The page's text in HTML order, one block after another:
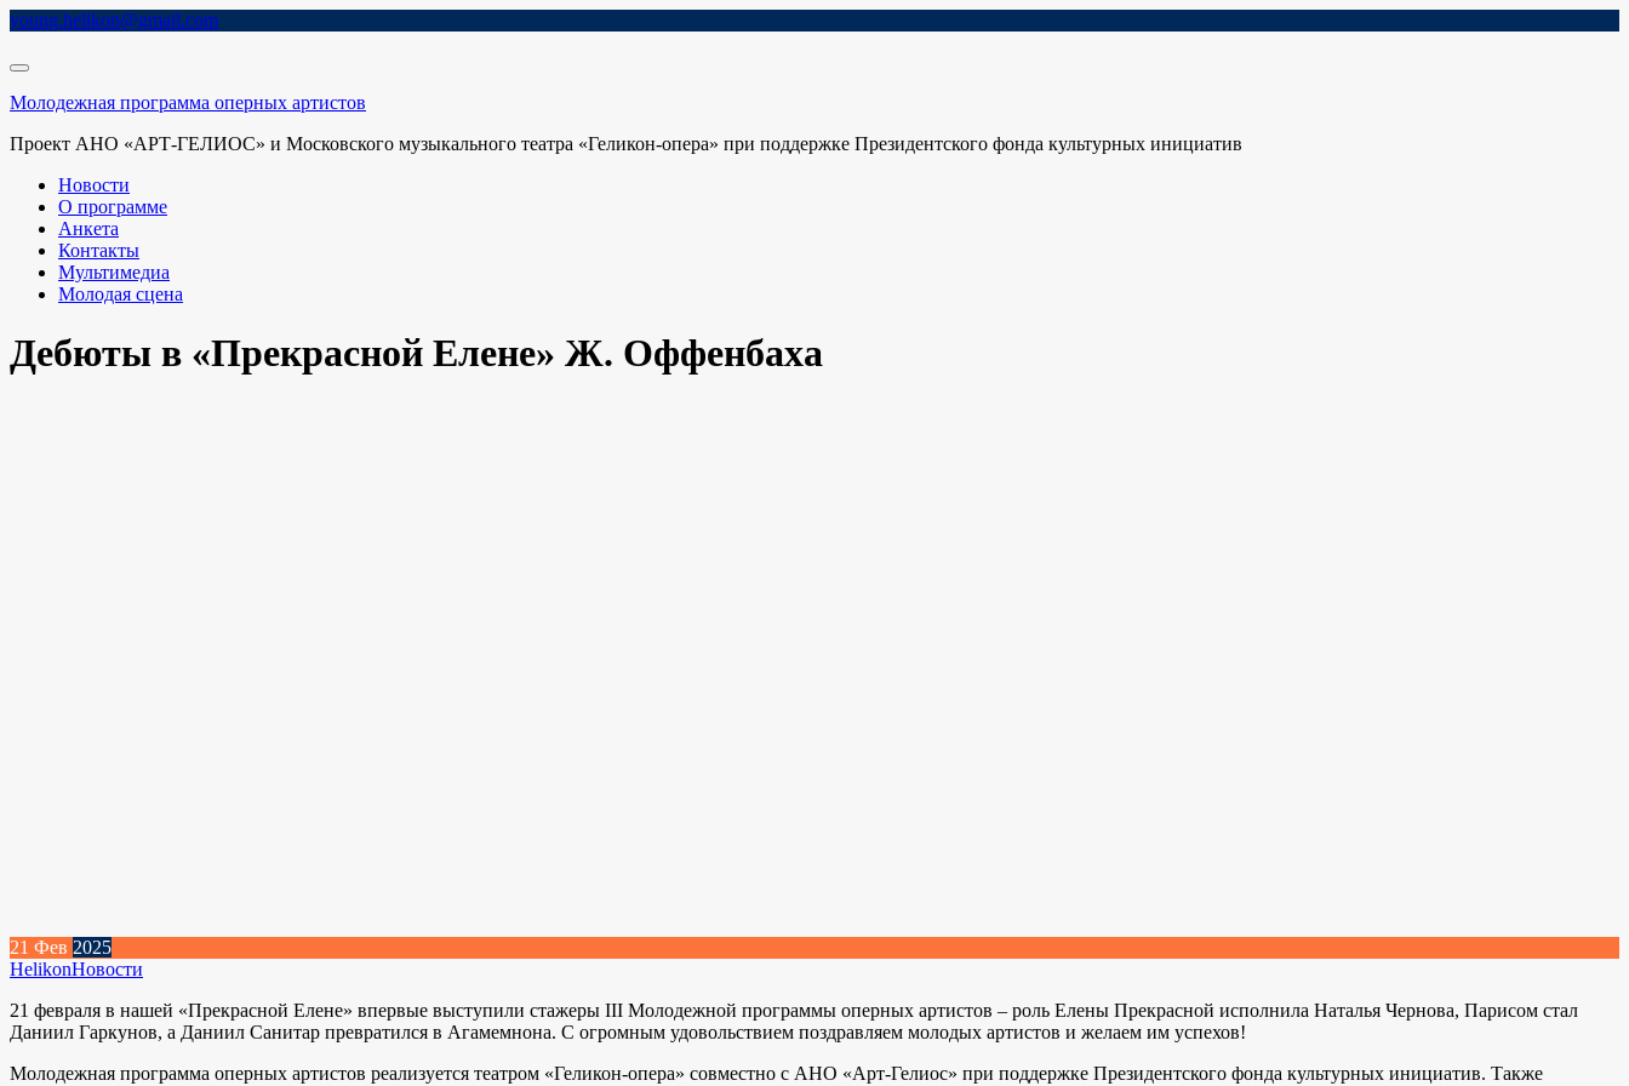
Skip
content
young.helikon@gmail.com
Молодежная программа оперных артистов
Проект АНО «АРТ-ГЕЛИОС» и Московского музыкального театра «Геликон-опера» при поддержке Президентского фонда культурных инициатив
Новости
О программе
Анкета
Контакты
Мультимедиа
Молодая сцена
Дебюты в «Прекрасной Елене» Ж. Оффенбаха
21 Фев 2025
HelikonНовости
21 февраля в нашей «Прекрасной Елене» впервые выступили стажеры III Молодежной программы оперных артистов – роль Елены Прекрасной исполнила Наталья Чернова, Парисом стал
Даниил Гаркунов, а Даниил Санитар превратился в Агамемнона. С огромным удовольствием поздравляем молодых артистов и желаем им успехов!
Молодежная программа оперных артистов реализуется театром «Геликон-опера» совместно с АНО «Арт-Гелиос» при поддержке Президентского фонда культурных инициатив. Также